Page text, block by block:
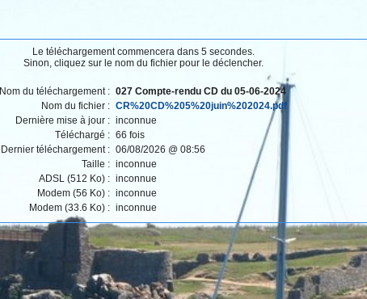
Le téléchargement commencera dans 5 secondes.
Sinon, cliquez sur le nom du fichier pour le déclencher.
Nom du téléchargement : 027 Compte-rendu CD du 05-06-2024
Nom du fichier : CR%20CD%205%20juin%202024.pdf
Dernière mise à jour : inconnue
Téléchargé : 66 fois
Dernier téléchargement : 06/08/2026 @ 08:56
Taille : inconnue
ADSL (512 Ko) : inconnue
Modem (56 Ko) : inconnue
Modem (33.6 Ko) : inconnue